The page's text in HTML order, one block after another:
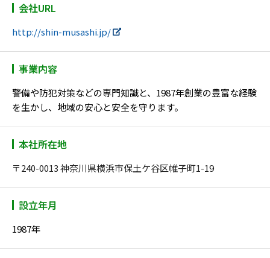
会社URL
http://shin-musashi.jp/
事業内容
警備や防犯対策などの専門知識と、1987年創業の豊富な経験
を生かし、地域の安心と安全を守ります。
本社所在地
〒240-0013 神奈川県横浜市保土ケ谷区帷子町1-19
設立年月
1987年